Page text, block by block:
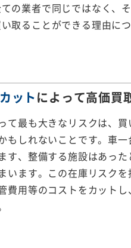
の業者で同じではなく、
取ることができる理由に
ットによって高価買
て最も大きなリスクは、買
もしれないことです。車
す、整備する施設はあっ
います。この在庫リスク
費用等のコストをカット